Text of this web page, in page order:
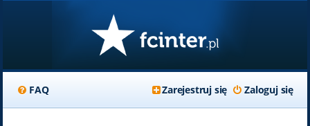
FAQ Zaloguj się
Zarejestruj się